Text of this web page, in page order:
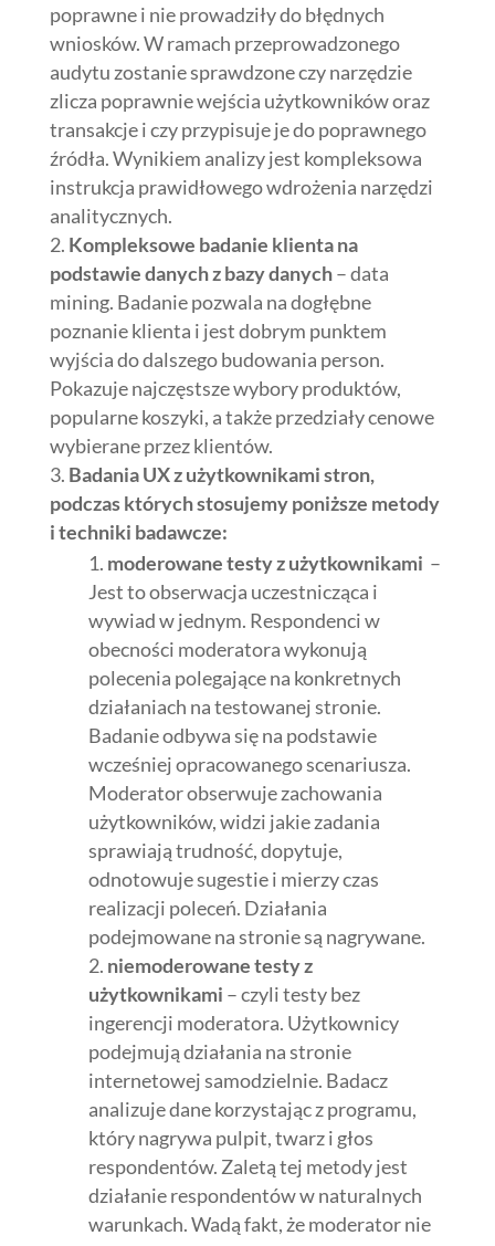
poprawne i nie prowadziły do błędnych
wniosków. W ramach przeprowadzonego
audytu zostanie sprawdzone czy narzędzie
zlicza poprawnie wejścia użytkowników oraz
transakcje i czy przypisuje je do poprawnego
źródła. Wynikiem analizy jest kompleksowa
instrukcja prawidłowego wdrożenia narzędzi
analitycznych.
Kompleksowe badanie klienta na
podstawie danych z bazy danych– data
mining. Badanie pozwala na dogłębne
poznanie klienta i jest dobrym punktem
wyjścia do dalszego budowania person.
Pokazuje najczęstsze wybory produktów,
popularne koszyki, a także przedziały cenowe
wybierane przez klientów.
Badania UX z użytkownikami stron,
podczas których stosujemy poniższe metody
i techniki badawcze:
moderowane testy z użytkownikami –
Jest to obserwacja uczestnicząca i
wywiad w jednym. Respondenci w
obecności moderatora wykonują
polecenia polegające na konkretnych
działaniach na testowanej stronie.
Badanie odbywa się na podstawie
wcześniej opracowanego scenariusza.
Moderator obserwuje zachowania
użytkowników, widzi jakie zadania
sprawiają trudność, dopytuje,
odnotowuje sugestie i mierzy czas
realizacji poleceń. Działania
podejmowane na stronie są nagrywane.
niemoderowane testy z
użytkownikami – czyli testy bez
ingerencji moderatora. Użytkownicy
podejmują działania na stronie
internetowej samodzielnie. Badacz
analizuje dane korzystając z programu,
który nagrywa pulpit, twarz i głos
respondentów. Zaletą tej metody jest
działanie respondentów w naturalnych
warunkach. Wadą fakt, że moderator nie